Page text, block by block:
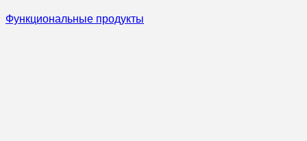
Функциональные продукты